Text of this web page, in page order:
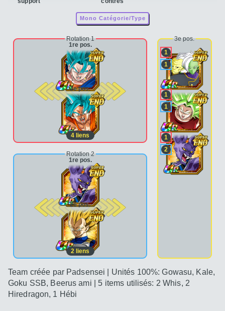
Mono Catégorie/Type
Rotation 1
1re pos.
2e pos.
4 liens
Rotation 2
1re pos.
2e pos.
2 liens
3e pos.
1
1
1
1
1
2
Team créée par Padsensei | Unités 100%: Gowasu, Kale,
Goku SSB, Beerus ami | 5 items utilisés: 2 Whis, 2
Hiredragon, 1 Hébi